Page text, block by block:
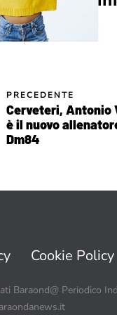
PRECEDENTE
Cerveteri, Antonio
è il nuovo
Dm84
Cookie Policy
Baraond@ Periodico